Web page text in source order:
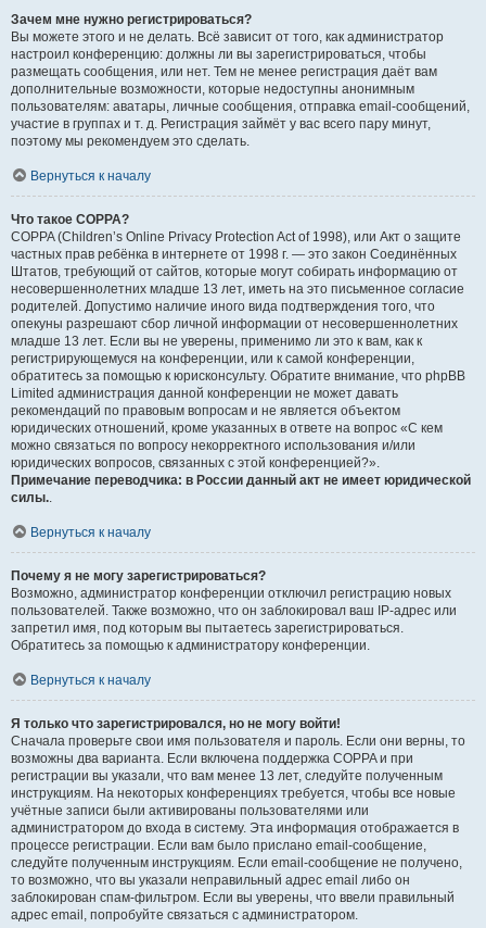
Зачем мне нужно регистрироваться?
Вы можете этого и не делать. Всё зависит от того, как администратор
настроил конференцию: должны ли вы зарегистрироваться, чтобы
размещать сообщения, или нет. Тем не менее регистрация даёт вам
дополнительные возможности, которые недоступны анонимным
пользователям: аватары, личные сообщения, отправка email-сообщений,
участие в группах и т. д. Регистрация займёт у вас всего пару минут,
поэтому мы рекомендуем это сделать.
Вернуться к началу
Что такое COPPA?
COPPA (Children’s Online Privacy Protection Act of 1998), или Акт о защите
частных прав ребёнка в интернете от 1998 г. — это закон Соединённых
Штатов, требующий от сайтов, которые могут собирать информацию от
несовершеннолетних младше 13 лет, иметь на это письменное согласие
родителей. Допустимо наличие иного вида подтверждения того, что
опекуны разрешают сбор личной информации от несовершеннолетних
младше 13 лет. Если вы не уверены, применимо ли это к вам, как к
регистрирующемуся на конференции, или к самой конференции,
обратитесь за помощью к юрисконсульту. Обратите внимание, что phpBB
Limited администрация данной конференции не может давать
рекомендаций по правовым вопросам и не является объектом
юридических отношений, кроме указанных в ответе на вопрос «С кем
можно связаться по вопросу некорректного использования и/или
юридических вопросов, связанных с этой конференцией?».
Примечание переводчика: в России данный акт не имеет юридической
силы..
Вернуться к началу
Почему я не могу зарегистрироваться?
Возможно, администратор конференции отключил регистрацию новых
пользователей. Также возможно, что он заблокировал ваш IP-адрес или
запретил имя, под которым вы пытаетесь зарегистрироваться.
Обратитесь за помощью к администратору конференции.
Вернуться к началу
Я только что зарегистрировался, но не могу войти!
Сначала проверьте свои имя пользователя и пароль. Если они верны, то
возможны два варианта. Если включена поддержка COPPA и при
регистрации вы указали, что вам менее 13 лет, следуйте полученным
инструкциям. На некоторых конференциях требуется, чтобы все новые
учётные записи были активированы пользователями или
администратором до входа в систему. Эта информация отображается в
процессе регистрации. Если вам было прислано email-сообщение,
следуйте полученным инструкциям. Если email-сообщение не получено,
то возможно, что вы указали неправильный адрес email либо он
заблокирован спам-фильтром. Если вы уверены, что ввели правильный
адрес email, попробуйте связаться с администратором.